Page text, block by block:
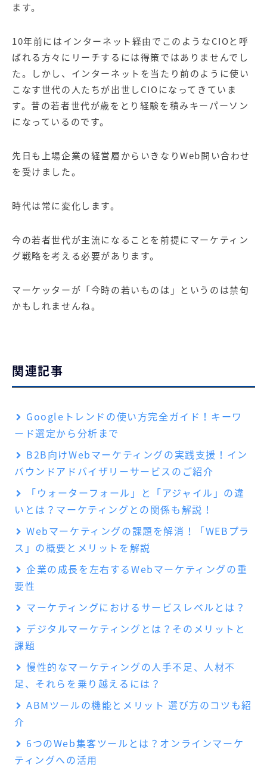
ます。
10年前にはインターネット経由でこのようなCIOと呼
ばれる方々にリーチするには得策ではありませんでし
た。しかし、インターネットを当たり前のように使い
こなす世代の人たちが出世しCIOになってきていま
す。昔の若者世代が歳をとり経験を積みキーパーソン
になっているのです。
先日も上場企業の経営層からいきなりWeb問い合わせ
を受けました。
時代は常に変化します。
今の若者世代が主流になることを前提にマーケティン
グ戦略を考える必要があります。
マーケッターが「今時の若いものは」というのは禁句
かもしれませんね。
関連記事
Googleトレンドの使い方完全ガイド！キーワ
ード選定から分析まで
B2B向けWebマーケティングの実践支援！イン
バウンドアドバイザリーサービスのご紹介
「ウォーターフォール」と「アジャイル」の違
いとは？マーケティングとの関係も解説！
Webマーケティングの課題を解消！「WEBプラ
ス」の概要とメリットを解説
企業の成長を左右するWebマーケティングの重
要性
マーケティングにおけるサービスレベルとは？
デジタルマーケティングとは？そのメリットと
課題
慢性的なマーケティングの人手不足、人材不
足、それらを乗り越えるには？
ABMツールの機能とメリット 選び方のコツも紹
介
6つのWeb集客ツールとは？オンラインマーケ
ティングへの活用